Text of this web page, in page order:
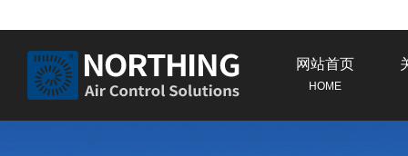
网站首页
HOME